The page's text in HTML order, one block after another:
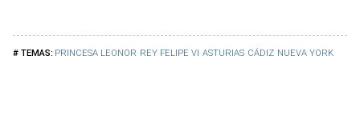
PRINCESA LEONOR REY FELIPE VI ASTURIAS CÁDIZ NUEVA YORK